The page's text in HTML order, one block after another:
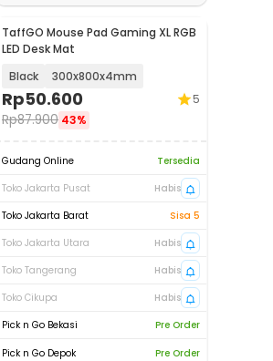
TaffGO Mouse Pad Gaming XL RGB
LED Desk Mat
Black
300x800x4mm
Rp50.600
Rp87.900 43%
5
Gudang Online
Tersedia
Toko Jakarta Pusat
Habis
Toko Jakarta Barat
Sisa 5
Toko Jakarta Utara
Habis
Toko Tangerang
Habis
Toko Cikupa
Habis
Pick n Go Bekasi
Pre Order
Pick n Go Depok
Pre Order